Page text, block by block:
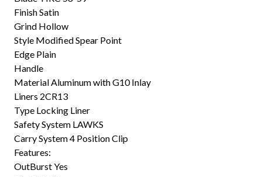
Finish Satin
Grind Hollow
Style Modified Spear Point
Edge Plain
Handle
Material Aluminum with G10 Inlay
Liners 2CR13
Type Locking Liner
Safety System LAWKS
Carry System 4 Position Clip
Features:
OutBurst Yes